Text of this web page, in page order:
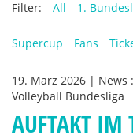
Filter: All 1.
Supercup Fans
19. März 2026 | News
Volleyball Bundesliga
AUFTAKT IM